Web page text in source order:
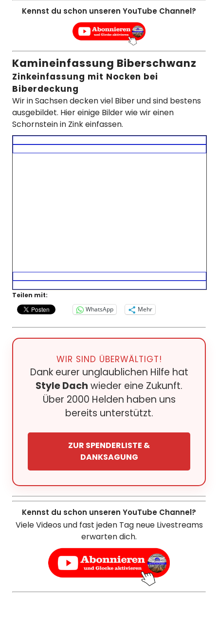
Kennst du schon unseren YouTube Channel?
Kamineinfassung Biberschwanz
Zinkeinfassung mit Nocken bei
Biberdeckung
Wir in Sachsen decken viel Biber und sind bestens
ausgebildet. Hier einige Bilder wie wir einen
Schornstein in Zink einfassen.
Teilen mit:
WhatsApp
Mehr
WIR SIND ÜBERWÄLTIGT!
Dank eurer unglaublichen Hilfe hat
Style Dach wieder eine Zukunft.
Über 2000 Helden haben uns
bereits unterstützt.
ZUR SPENDERLISTE &
DANKSAGUNG
Kennst du schon unseren YouTube Channel?
Viele Videos und fast jeden Tag neue Livestreams
erwarten dich.